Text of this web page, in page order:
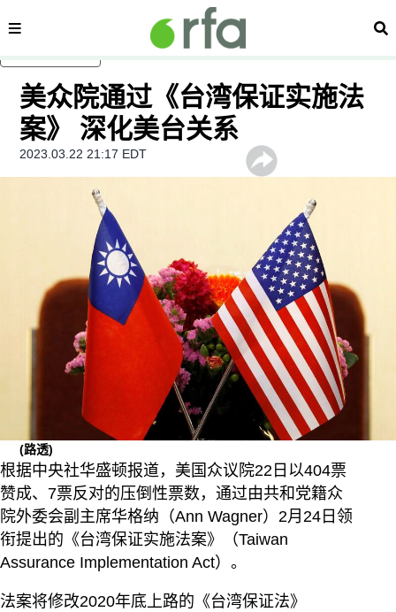
内容分类 搜
美众院通过《台湾保证实施法
案》 深化美台关系
2023.03.22 21:17 EDT
(路透)
根据中央社华盛顿报道，美国众议院22日以404票
赞成、7票反对的压倒性票数，通过由共和党籍众
院外委会副主席华格纳（Ann Wagner）2月24日领
衔提出的《台湾保证实施法案》（Taiwan
Assurance Implementation Act）。
法案将修改2020年底上路的《台湾保证法》